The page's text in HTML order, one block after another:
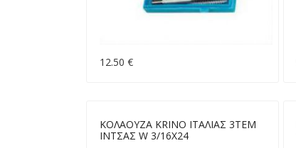
12.50 €
ΚΟΛΑΟΥΖΑ KRINO ΙΤΑΛΙΑΣ 3ΤΕΜ
ΙΝΤΣΑΣ W 3/16X24